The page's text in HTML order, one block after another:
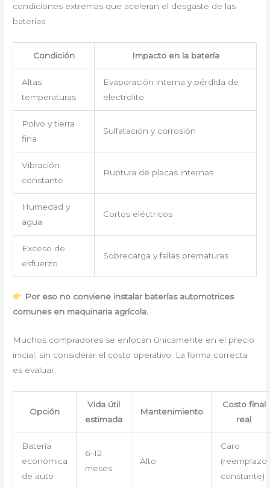
condiciones extremas que aceleran el desgaste de las
baterías:
Condición Impacto en la batería
Altas
temperaturas
Evaporación interna y pérdida de
electrolito
Polvo y tierra
fina
Sulfatación y corrosión
Vibración
constante
Ruptura de placas internas
Humedad y
agua
Cortos eléctricos
Exceso de
esfuerzo
Sobrecarga y fallas prematuras
Por eso no conviene instalar baterías automotrices
comunes en maquinaria agrícola.
Muchos compradores se enfocan únicamente en el precio
inicial, sin considerar el costo operativo. La forma correcta
es evaluar:
Opción
Vida útil
estimada
Mantenimiento
Costo final
real
Batería
económica
de auto
6–12
meses
Alto
Caro
(reemplazo
constante)